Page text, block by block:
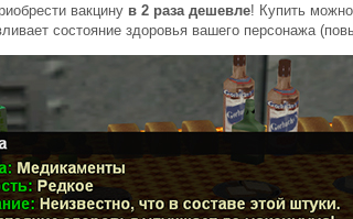
вакцину в 2 раза дешевле! Купить можно
состояние здоровья вашего персонажа